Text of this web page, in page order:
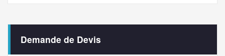
Demande de Devis